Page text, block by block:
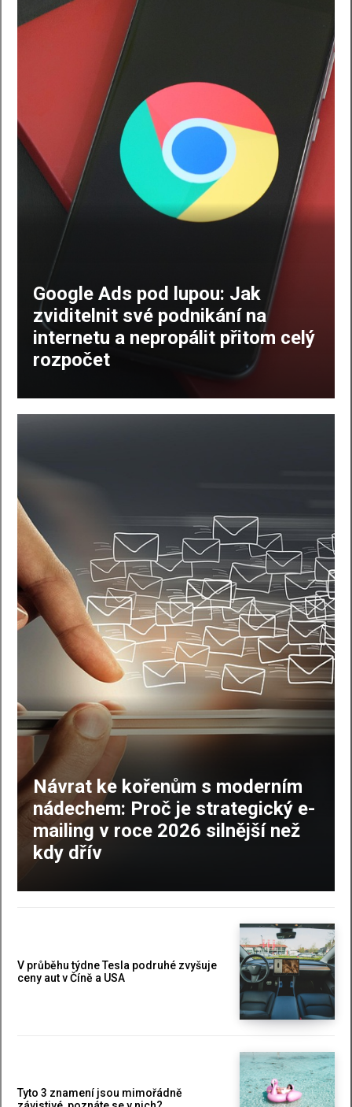
Google Ads pod lupou: Jak
zviditelnit své podnikání na
internetu a nepropálit přitom celý
rozpočet
Návrat ke kořenům s moderním
nádechem: Proč je strategický e-
mailing v roce 2026 silnější než
kdy dřív
V průběhu týdne Tesla podruhé zvyšuje
ceny aut v Číně a USA
Tyto 3 znamení jsou mimořádně